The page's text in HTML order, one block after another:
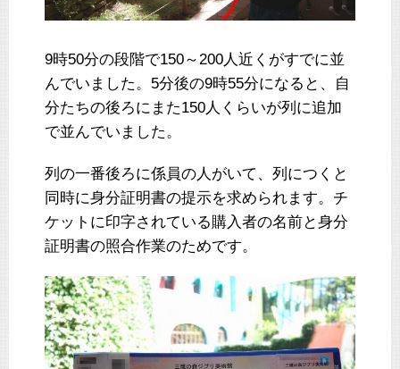
9時50分の段階で150～200人近くがすでに並
んでいました。5分後の9時55分になると、自
分たちの後ろにまた150人くらいが列に追加
で並んでいました。
列の一番後ろに係員の人がいて、列につくと
同時に身分証明書の提示を求められます。チ
ケットに印字されている購入者の名前と身分
証明書の照合作業のためです。